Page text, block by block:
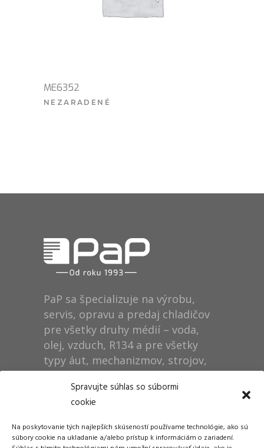
Spravujte súhlas so súbormi
cookie
Na poskytovanie tých najlepších skúseností používame technológie, ako sú
súbory cookie na ukladanie a/alebo prístup k informáciám o zariadení.
ME6352
NEZARADENÉ
PaP sa špecializuje na výrobu,
servis, opravu a predaj chladičov
pre všetky druhy médií – voda,
olej, vzduch, R134 a pre všetky
typy áut, mechanizmov, strojov,
technológií, rušňov…
Dušan Pytel P a P